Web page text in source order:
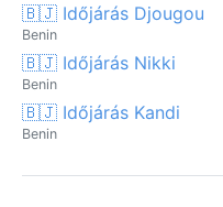
🇧🇯 Időjárás Djougou
Benin
🇧🇯 Időjárás Nikki
Benin
🇧🇯 Időjárás Kandi
Benin